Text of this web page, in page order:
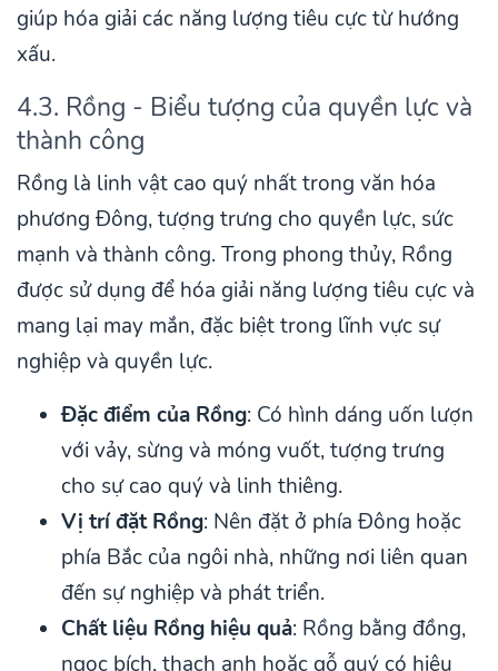
giúp hóa giải các năng lượng tiêu cực từ hướng
xấu.
4.3. Rồng - Biểu tượng của quyền lực và
thành công
Rồng là linh vật cao quý nhất trong văn hóa
phương Đông, tượng trưng cho quyền lực, sức
mạnh và thành công. Trong phong thủy, Rồng
được sử dụng để hóa giải năng lượng tiêu cực và
mang lại may mắn, đặc biệt trong lĩnh vực sự
nghiệp và quyền lực.
Đặc điểm của Rồng: Có hình dáng uốn lượn
với vảy, sừng và móng vuốt, tượng trưng
cho sự cao quý và linh thiêng.
Vị trí đặt Rồng: Nên đặt ở phía Đông hoặc
phía Bắc của ngôi nhà, những nơi liên quan
đến sự nghiệp và phát triển.
Chất liệu Rồng hiệu quả: Rồng bằng đồng,
ngọc bích, thạch anh hoặc gỗ quý có hiệu